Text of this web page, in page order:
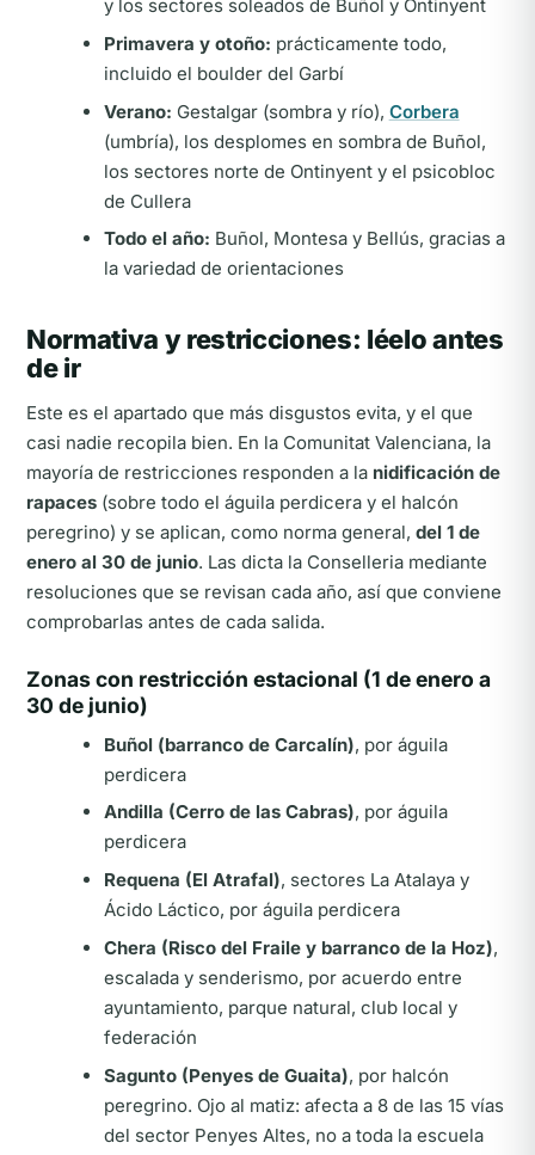
y los sectores soleados de Buñol y Ontinyent
Primavera y otoño: prácticamente todo,
incluido el boulder del Garbí
Verano: Gestalgar (sombra y río), Corbera
(umbría), los desplomes en sombra de Buñol,
los sectores norte de Ontinyent y el psicobloc
de Cullera
Todo el año: Buñol, Montesa y Bellús, gracias a
la variedad de orientaciones
Normativa y restricciones: léelo antes
de ir
Este es el apartado que más disgustos evita, y el que
casi nadie recopila bien. En la Comunitat Valenciana, la
mayoría de restricciones responden a la nidificación de
rapaces (sobre todo el águila perdicera y el halcón
peregrino) y se aplican, como norma general, del 1 de
enero al 30 de junio. Las dicta la Conselleria mediante
resoluciones que se revisan cada año, así que conviene
comprobarlas antes de cada salida.
Zonas con restricción estacional (1 de enero a
30 de junio)
Buñol (barranco de Carcalín), por águila
perdicera
Andilla (Cerro de las Cabras), por águila
perdicera
Requena (El Atrafal), sectores La Atalaya y
Ácido Láctico, por águila perdicera
Chera (Risco del Fraile y barranco de la Hoz),
escalada y senderismo, por acuerdo entre
ayuntamiento, parque natural, club local y
federación
Sagunto (Penyes de Guaita), por halcón
peregrino. Ojo al matiz: afecta a 8 de las 15 vías
del sector Penyes Altes, no a toda la escuela